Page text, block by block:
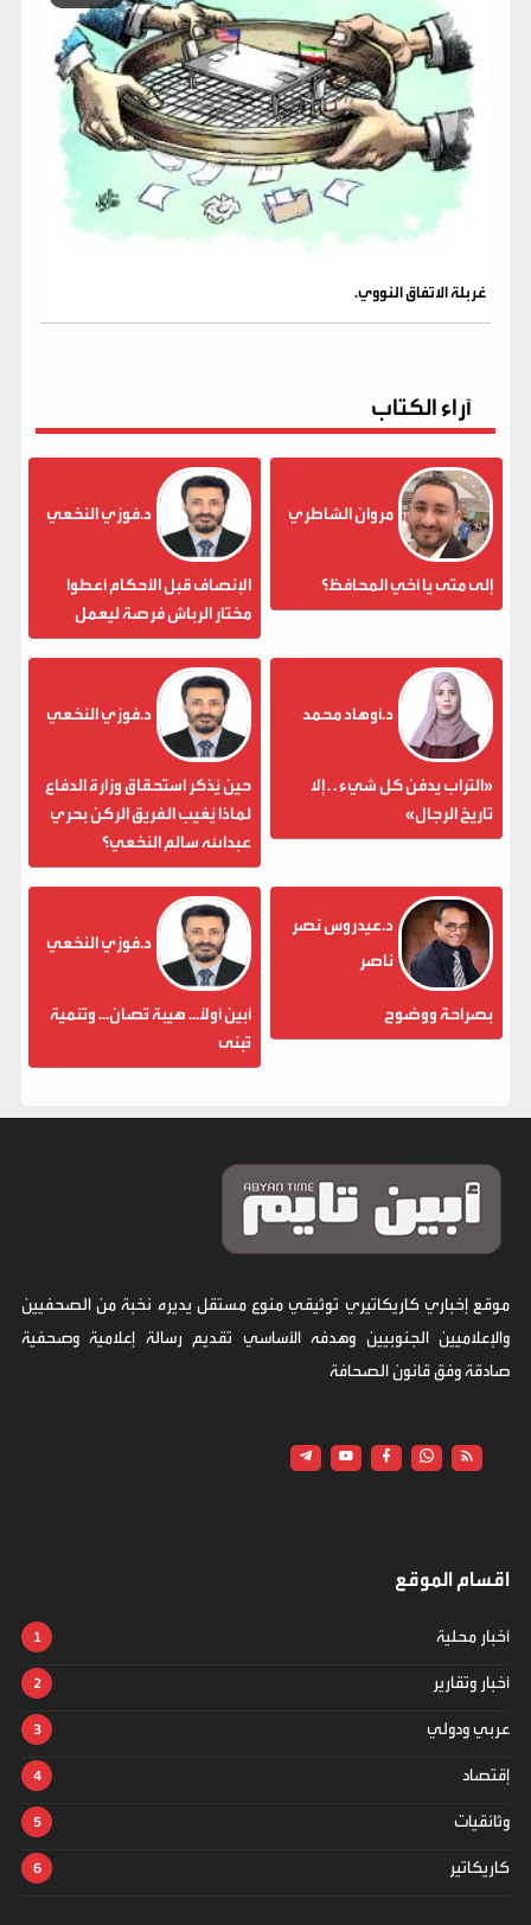
غربلة الاتفاق النووي.
آراء الكتاب
مروان الشاطري
إلى متى يا أخي المحافظ؟
د.فوزي النخعي
الإنصاف قبل الأحكام أعطوا
مختار الرباش فرصة ليعمل
د.أوهاد محمد
«التراب يدفن كل شيء . . إلا
تاريخ الرجال»
د.فوزي النخعي
حين يُذكر استحقاق وزارة الدفاع
لماذا يُغيب الفريق الركن بحري
عبدالله سالم النخعي؟
د.عيدروس نصر
ناصر
بصراحة ووضوح
د.فوزي النخعي
أبين أولاً... هيبة تُصان... وتنمية
تُبنى
موقع إخباري كاريكاتيري توثيقي منوع مستقل يديره نخبة من الصحفيين
والإعلاميين الجنوبيين وهدفه الأساسي تقديم رسالة إعلامية وصحفية
صادقة وفق قانون الصحافة
اقسام الموقع
أخبار محلية
أخبار وتقارير
عربي ودولي
إقتصاد
وثائقيات
كاريكاتير